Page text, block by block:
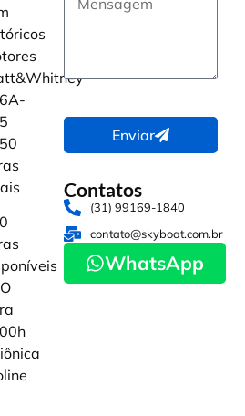
Enviar
Contatos
(31) 99169-1840
contato@skyboat.com.br
WhatsApp